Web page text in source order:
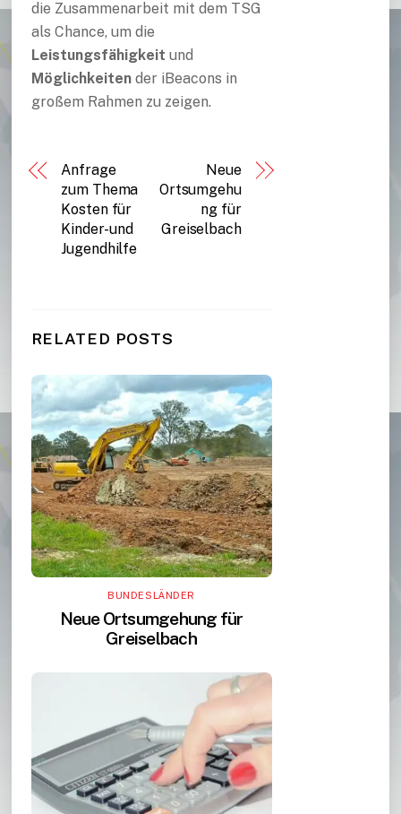
die Zusammenarbeit mit dem TSG
als Chance, um die
Leistungsfähigkeit und
Möglichkeitender iBeacons in
großem Rahmen zu zeigen.
Anfrage
zum Thema
Kosten für
Kinder- und
Jugendhilfe
Neue
Ortsumgehu
ng für
Greiselbach
RELATED POSTS
BUNDESLÄNDER
Neue Ortsumgehung für
Greiselbach